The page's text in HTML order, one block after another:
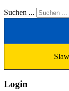
Suchen ...
Login